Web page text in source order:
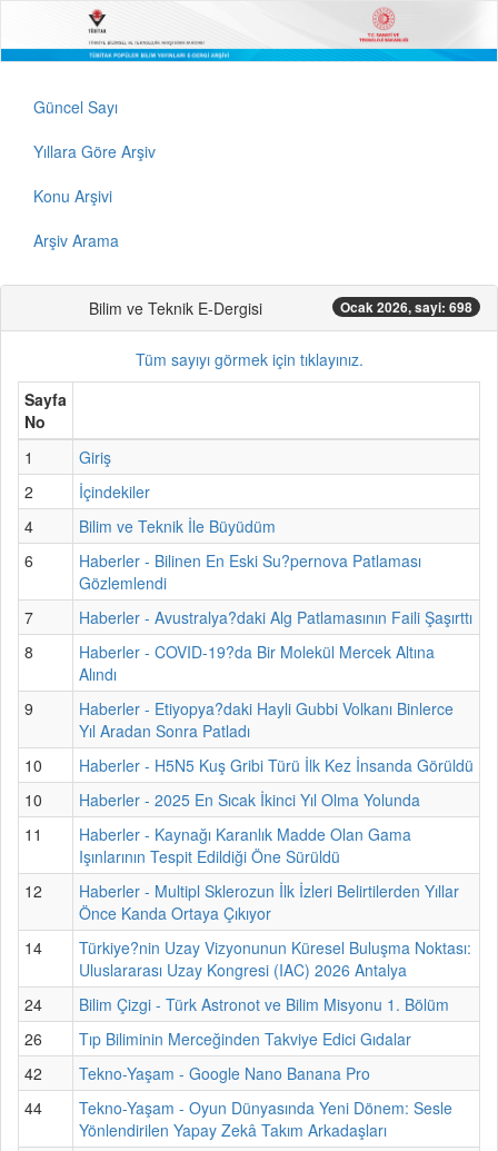
Güncel Sayı
Yıllara Göre Arşiv
Konu Arşivi
Arşiv Arama
Bilim ve Teknik E-Dergisi Ocak 2026, sayi: 698
Tüm sayıyı görmek için tıklayınız.
Sayfa
No
1
Giriş
2
İçindekiler
4
Bilim ve Teknik İle Büyüdüm
6
Haberler - Bilinen En Eski Su?pernova Patlaması
Gözlemlendi
7
Haberler - Avustralya?daki Alg Patlamasının Faili Şaşırttı
8
Haberler - COVID-19?da Bir Molekül Mercek Altına
Alındı
9
Haberler - Etiyopya?daki Hayli Gubbi Volkanı Binlerce
Yıl Aradan Sonra Patladı
10
Haberler - H5N5 Kuş Gribi Türü İlk Kez İnsanda Görüldü
10
Haberler - 2025 En Sıcak İkinci Yıl Olma Yolunda
11
Haberler - Kaynağı Karanlık Madde Olan Gama
Işınlarının Tespit Edildiği Öne Sürüldü
12
Haberler - Multipl Sklerozun İlk İzleri Belirtilerden Yıllar
Önce Kanda Ortaya Çıkıyor
14
Türkiye?nin Uzay Vizyonunun Küresel Buluşma Noktası:
Uluslararası Uzay Kongresi (IAC) 2026 Antalya
24
Bilim Çizgi - Türk Astronot ve Bilim Misyonu 1. Bölüm
26
Tıp Biliminin Merceğinden Takviye Edici Gıdalar
42
Tekno-Yaşam - Google Nano Banana Pro
44
Tekno-Yaşam - Oyun Dünyasında Yeni Dönem: Sesle
Yönlendirilen Yapay Zekâ Takım Arkadaşları